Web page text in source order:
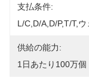
支払条件:
L/C,D/A,D/P,T/T,
供給の能力:
1日あたり100万個